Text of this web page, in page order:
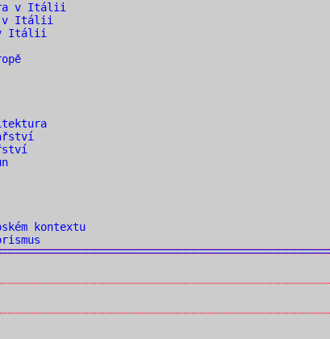
v Itálii
v Itálii
v Itálii
kontextu